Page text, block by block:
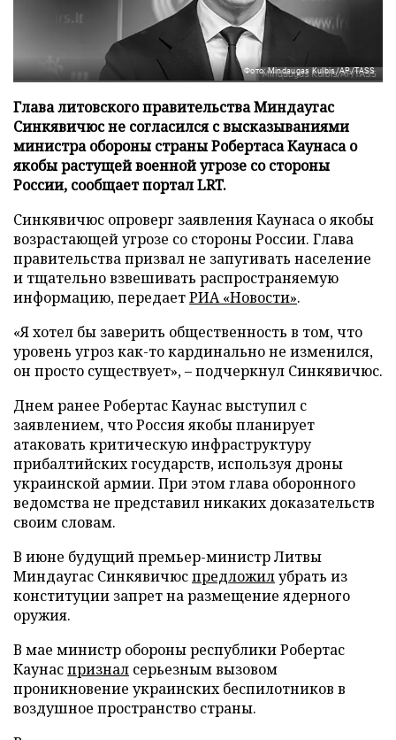
Фото: Mindaugas Kulbis/AP/TASS
Глава литовского правительства Миндаугас
Синкявичюс не согласился с высказываниями
министра обороны страны Робертаса Каунаса о
якобы растущей военной угрозе со стороны
России, сообщает портал LRT.
Синкявичюс опроверг заявления Каунаса о якобы
возрастающей угрозе со стороны России. Глава
правительства призвал не запугивать население
и тщательно взвешивать распространяемую
информацию, передаетРИА «Новости».
«Я хотел бы заверить общественность в том, что
уровень угроз как-то кардинально не изменился,
он просто существует», – подчеркнул Синкявичюс.
Днем ранее Робертас Каунас выступил с
заявлением, что Россия якобы планирует
атаковать критическую инфраструктуру
прибалтийских государств, используя дроны
украинской армии. При этом глава оборонного
ведомства не представил никаких доказательств
своим словам.
В июне будущий премьер-министр Литвы
Миндаугас Синкявичюспредложилубрать из
конституции запрет на размещение ядерного
оружия.
В мае министр обороны республики Робертас
Каунаспризнал серьезным вызовом
проникновение украинских беспилотников в
воздушное пространство страны.